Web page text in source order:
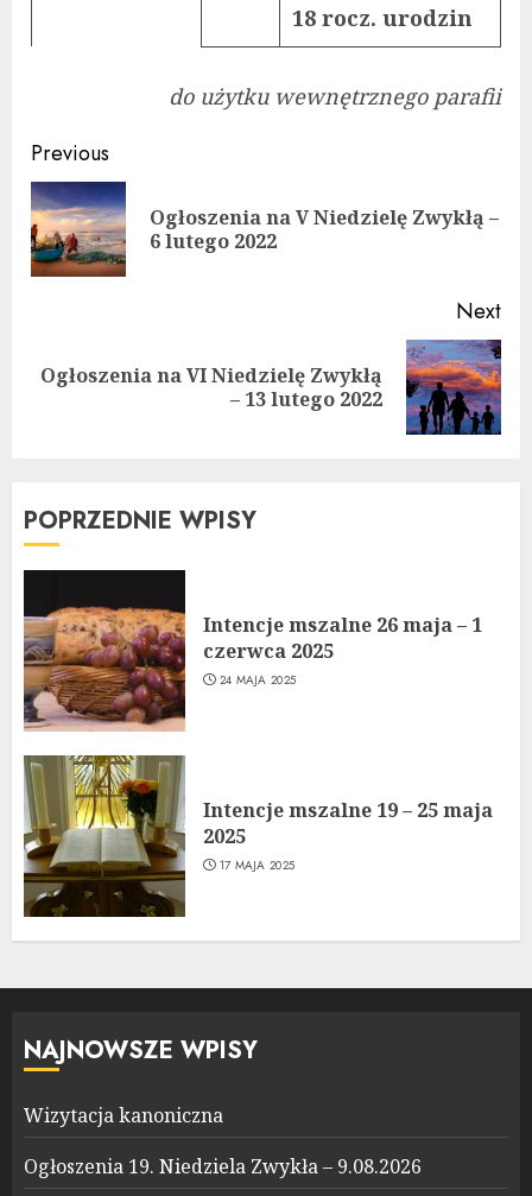
18 rocz. urodzin
do użytku wewnętrznego parafii
Continue
Reading
Previous
Ogłoszenia na V Niedzielę Zwykłą –
6 lutego 2022
Next
Next
Ogłoszenia na VI Niedzielę Zwykłą
– 13 lutego 2022
POPRZEDNIE WPISY
Intencje mszalne 26 maja – 1
czerwca 2025
24 MAJA 2025
Intencje mszalne 19 – 25 maja
2025
17 MAJA 2025
NAJNOWSZE WPISY
Wizytacja kanoniczna
Ogłoszenia 19. Niedziela Zwykła – 9.08.2026